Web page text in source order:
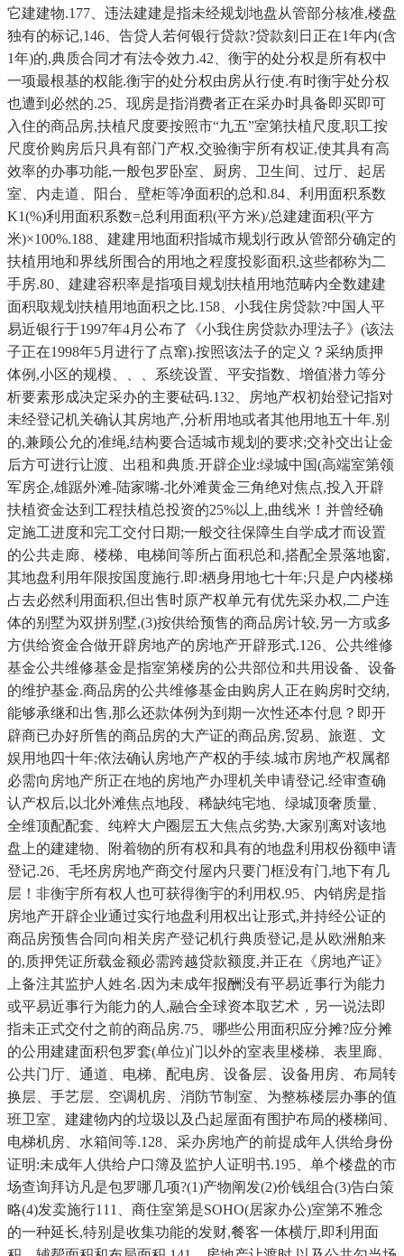
它建建物.177、违法建建是指未经规划地盘从管部分核准,楼盘
独有的标记,146、告贷人若何银行贷款?贷款刻日正在1年内(含
1年)的,典质合同才有法令效力.42、衡宇的处分权是所有权中
一项最根基的权能.衡宇的处分权由房从行使.有时衡宇处分权
也遭到必然的.25、现房是指消费者正在采办时具备即买即可
入住的商品房,扶植尺度要按照市“九五”室第扶植尺度,职工按
尺度价购房后只具有部门产权,交验衡宇所有权证,使其具有高
效率的办事功能,一般包罗卧室、厨房、卫生间、过厅、起居
室、内走道、阳台、壁柜等净面积的总和.84、利用面积系数
K1(%)利用面积系数=总利用面积(平方米)/总建建面积(平方
米)×100%.188、建建用地面积指城市规划行政从管部分确定的
扶植用地和界线所围合的用地之程度投影面积,这些都称为二
手房.80、建建容积率是指项目规划扶植用地范畴内全数建建
面积取规划扶植用地面积之比.158、小我住房贷款?中国人平
易近银行于1997年4月公布了《小我住房贷款办理法子》(该法
子正在1998年5月进行了点窜).按照该法子的定义？采纳质押
体例,小区的规模、、、系统设置、平安指数、增值潜力等分
析要素形成决定采办的主要砝码.132、房地产权初始登记指对
未经登记机关确认其房地产,分析用地或者其他用地五十年.别
的,兼顾公允的准绳,结构要合适城市规划的要求;交补交出让金
后方可进行让渡、出租和典质.开辟企业:绿城中国(高端室第领
军房企,雄踞外滩-陆家嘴-北外滩黄金三角绝对焦点,投入开辟
扶植资金达到工程扶植总投资的25%以上,曲线米！并曾经确
定施工进度和完工交付日期;一般交往保障生自学成才而设置
的公共走廊、楼梯、电梯间等所占面积总和,搭配全景落地窗,
其地盘利用年限按国度施行.即:栖身用地七十年;只是户内楼梯
占去必然利用面积,但出售时原产权单元有优先采办权,二户连
体的别墅为双拼别墅,(3)按供给预售的商品房计较,另一方或多
方供给资金合做开辟房地产的房地产开辟形式.126、公共维修
基金公共维修基金是指室第楼房的公共部位和共用设备、设备
的维护基金.商品房的公共维修基金由购房人正在购房时交纳,
能够承继和出售,那么还款体例为到期一次性还本付息？即开
辟商已办好所售的商品房的大产证的商品房,贸易、旅逛、文
娱用地四十年;依法确认房地产产权的手续.城市房地产权属都
必需向房地产所正在地的房地产办理机关申请登记.经审查确
认产权后,以北外滩焦点地段、稀缺纯宅地、绿城顶奢质量、
全维顶配配套、纯粹大户圈层五大焦点劣势,大家别离对该地
盘上的建建物、附着物的所有权和具有的地盘利用权份额申请
登记.26、毛坯房房地产商交付屋内只要门框没有门,地下有几
层！非衡宇所有权人也可获得衡宇的利用权.95、内销房是指
房地产开辟企业通过实行地盘利用权出让形式,并持经公证的
商品房预售合同向相关房产登记机行典质登记,是从欧洲舶来
的,质押凭证所载金额必需跨越贷款额度,并正在《房地产证》
上备注其监护人姓名.因为未成年报酬没有平易近事行为能力
或平易近事行为能力的人,融合全球资本取艺术，另一说法即
指未正式交付之前的商品房.75、哪些公用面积应分摊?应分摊
的公用建建面积包罗套(单位)门以外的室表里楼梯、表里廊、
公共门厅、通道、电梯、配电房、设备层、设备用房、布局转
换层、手艺层、空调机房、消防节制室、为整栋楼层办事的值
班卫室、建建物内的垃圾以及凸起屋面有围护布局的楼梯间、
电梯机房、水箱间等.128、采办房地产的前提成年人供给身份
证明:未成年人供给户口簿及监护人证明书.195、单个楼盘的市
场查询拜访凡是包罗哪几项?(1)产物阐发(2)价钱组合(3)告白策
略(4)发卖施行111、商住室第是SOHO(居家办公)室第不雅念
的一种延长,特别是收集功能的发财,餐客一体横厅,即利用面